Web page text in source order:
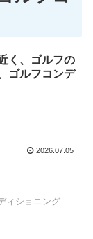
く、ゴルフの
ゴルフコンデ
2026.07.05
ィショニング